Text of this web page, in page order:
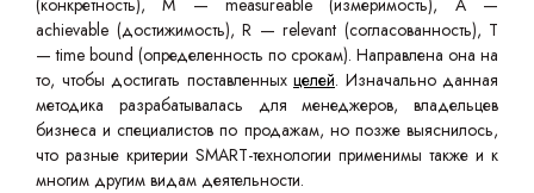
(конкретность), M — measureable (измеримость), A —
achievable (достижимость), R — relevant (согласованность), T
— time bound (определенность по срокам). Направлена она на
то, чтобы достигать поставленных целей. Изначально данная
методика разрабатывалась для менеджеров, владельцев
бизнеса и специалистов по продажам, но позже выяснилось,
что разные критерии SMART-технологии применимы также и к
многим другим видам деятельности.